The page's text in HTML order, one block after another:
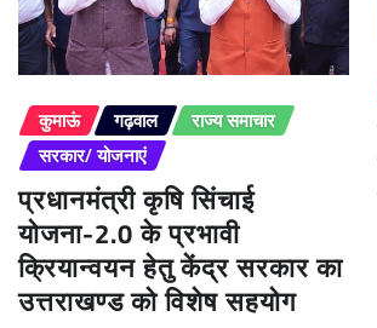
कुमाऊं गढ़वाल
राज्य समाचार
सरकार/ योजनाएं
प्रधानमंत्री कृषि सिंचाई
योजना-2.0 के प्रभावी
क्रियान्वयन हेतु केंद्र सरकार का
उत्तराखण्ड को विशेष सहयोग